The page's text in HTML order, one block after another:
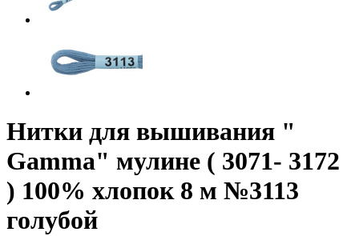
Нитки для вышивания "
Gamma" мулине ( 3071- 3172
) 100% хлопок 8 м №3113
голубой